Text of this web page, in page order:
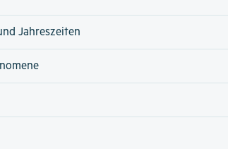
Jahreszeiten